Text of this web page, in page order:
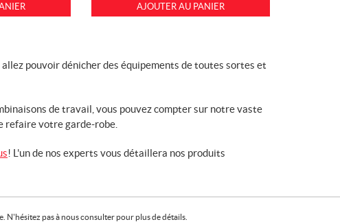
AJOUTER AU PANIER
allez pouvoir dénicher des équipements de toutes sortes et
de travail, vous pouvez compter sur notre vaste
refaire votre garde-robe.
! L'un de nos experts vous détaillera nos produits
pas à nous consulter pour plus de détails.